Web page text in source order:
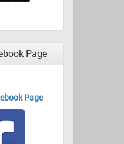
Page
Page